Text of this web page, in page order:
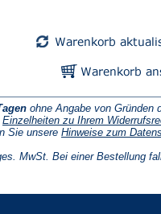
ohne Angabe von Gründen
Einzelheiten zu Ihrem
Sie unsere Hinweise zum
MwSt. Bei einer Bestellung